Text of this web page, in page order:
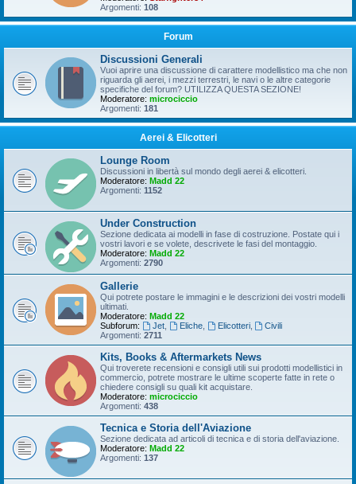
Argomenti: 108
Forum
Discussioni Generali
Vuoi aprire una discussione di carattere modellistico ma che non
riguarda gli aerei, i mezzi terrestri, le navi o le altre categorie
specifiche del forum? UTILIZZA QUESTA SEZIONE!
Moderatore: microciccio
Argomenti: 181
Aerei & Elicotteri
Lounge Room
Discussioni in libertà sul mondo degli aerei & elicotteri.
Moderatore: Madd 22
Argomenti: 1152
Under Construction
Sezione dedicata ai modelli in fase di costruzione. Postate qui i
vostri lavori e se volete, descrivete le fasi del montaggio.
Moderatore: Madd 22
Argomenti: 2790
Gallerie
Qui potrete postare le immagini e le descrizioni dei vostri modelli
ultimati.
Moderatore: Madd 22
Subforum:
Jet, Eliche, Elicotteri,
Civili
Argomenti: 2711
Kits, Books & Aftermarkets News
Qui troverete recensioni e consigli utili sui prodotti modellistici in
commercio, potrete mostrare le ultime scoperte fatte in rete o
chiedere consigli su quali kit acquistare.
Moderatore: microciccio
Argomenti: 438
Tecnica e Storia dell'Aviazione
Sezione dedicata ad articoli di tecnica e di storia dell'aviazione.
Moderatore: Madd 22
Argomenti: 137